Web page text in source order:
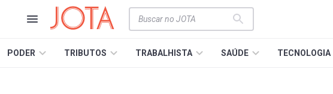
PODER TRIBUTOS TRABALHISTA SAÚDE TECNOLOGIA